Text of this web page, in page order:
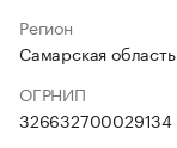
Регион
Самарская область
ОГРНИП
326632700029134